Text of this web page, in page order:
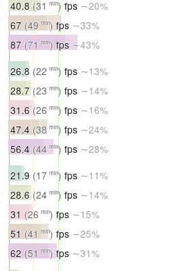
40.8 (31 min) fps ∼20%
67 (49 min)fps ∼33%
87 (71 min) fps∼43%
26.8 (22 min) fps ∼13%
28.7(23 min) fps ∼14%
31.6 (26 min) fps ∼16%
47.4 (38 min) fps ∼24%
56.4 (44 min) fps ∼28%
21.9 (17 min) fps ∼11%
28.6(24 min) fps ∼14%
31 (26 min) fps ∼15%
51 (41 min) fps ∼25%
62 (51 min)fps ∼31%